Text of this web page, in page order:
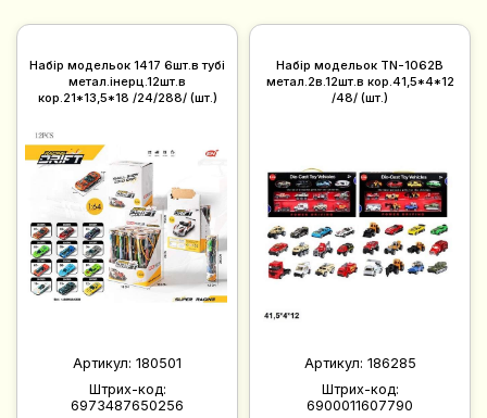
Набір модельок 1417 6шт.в тубі
метал.інерц.12шт.в
кор.21*13,5*18 /24/288/ (шт.)
Артикул: 180501
Штрих-код:
6973487650256
Набір модельок TN-1062B
метал.2в.12шт.в кор.41,5*4*12
/48/ (шт.)
Артикул: 186285
Штрих-код:
6900011607790